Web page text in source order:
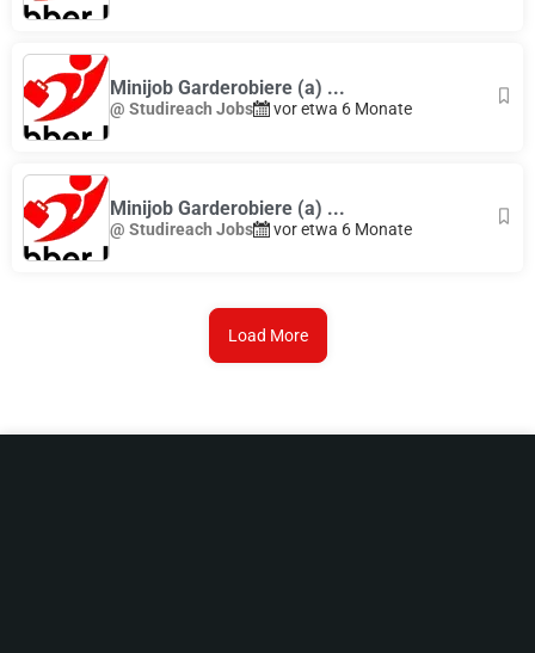
Minijob Garderobiere (a) ...
@ Studireach Jobs vor etwa 6 Monate
Minijob Garderobiere (a) ...
@ Studireach Jobs vor etwa 6 Monate
Load More